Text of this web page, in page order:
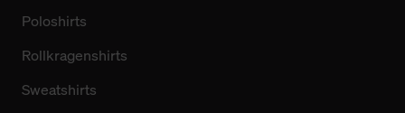
Poloshirts
Rollkragenshirts
Sweatshirts